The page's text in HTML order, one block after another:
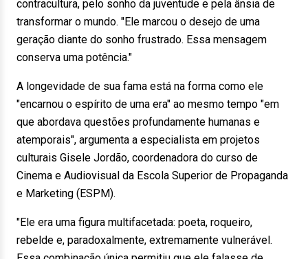
contracultura, pelo sonho da juventude e pela ânsia de
transformar o mundo. "Ele marcou o desejo de uma
geração diante do sonho frustrado. Essa mensagem
conserva uma potência."
A longevidade de sua fama está na forma como ele
"encarnou o espírito de uma era" ao mesmo tempo "em
que abordava questões profundamente humanas e
atemporais", argumenta a especialista em projetos
culturais Gisele Jordão, coordenadora do curso de
Cinema e Audiovisual da Escola Superior de Propaganda
e Marketing (ESPM).
"Ele era uma figura multifacetada: poeta, roqueiro,
rebelde e, paradoxalmente, extremamente vulnerável.